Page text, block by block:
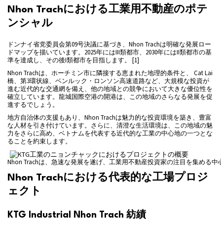
Nhon Trachにおける工業用不動産のポテ
ンシャル
ドンナイ省党委員会第09号決議に基づき、Nhon Trachは明確な発展ロー
ドマップを描いています。2025年にはIII類都市、2030年にはII類都市の基
準を達成し、その後I類都市を目指します。 [1]
Nhon Trachは、ホーチミン市に隣接する恵まれた地理的条件と、 Cat Lai
橋、第3環状線、ベンルック・ロンソン高速道路など、大規模な投資が
進む近代的な交通網を備え、他の地域との競争において大きな優位性を
確立しています。龍城国際空港の開港は、この地域のさらなる発展を促
進するでしょう。
地方自治体の支援もあり、Nhon Trachは魅力的な投資環境を築き、豊富
な人材を引き付けています。さらに、清澄な生活環境は、この地域の魅
力をさらに高め、ベトナムを代表する近代的な工業の中心地の一つとな
ることを約束します。
Nhon Trachは、急速な発展を遂げ、工業用不動産投資家の注目を集める
Nhon Trachにおける代表的な工場プロジ
ェクト
KTG Industrial Nhon Trach 紡績